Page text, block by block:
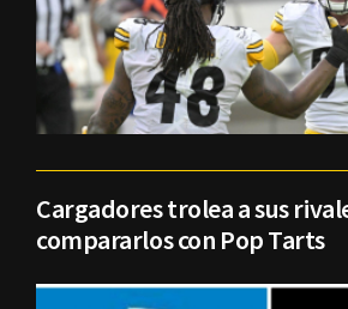
Cargadores trolea a sus
compararlos con Pop Tarts